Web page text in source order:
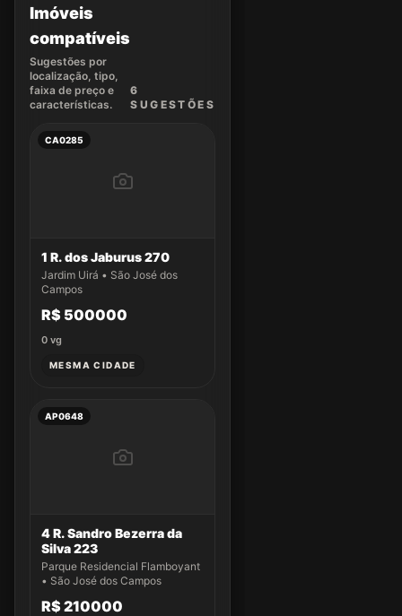
Imóveis
compatíveis
Sugestões por
localização, tipo,
faixa de preço e
características.
6
SUGEST ÕES
CA0285
1 R. dos Jaburus 270
Jardim Uirá • São José dos
Campos
R$ 500000
0 vg
MESMA CIDADE
AP0648
4 R. Sandro Bezerra da
Silva 223
Parque Residencial Flamboyant
• São José dos Campos
R$ 210000